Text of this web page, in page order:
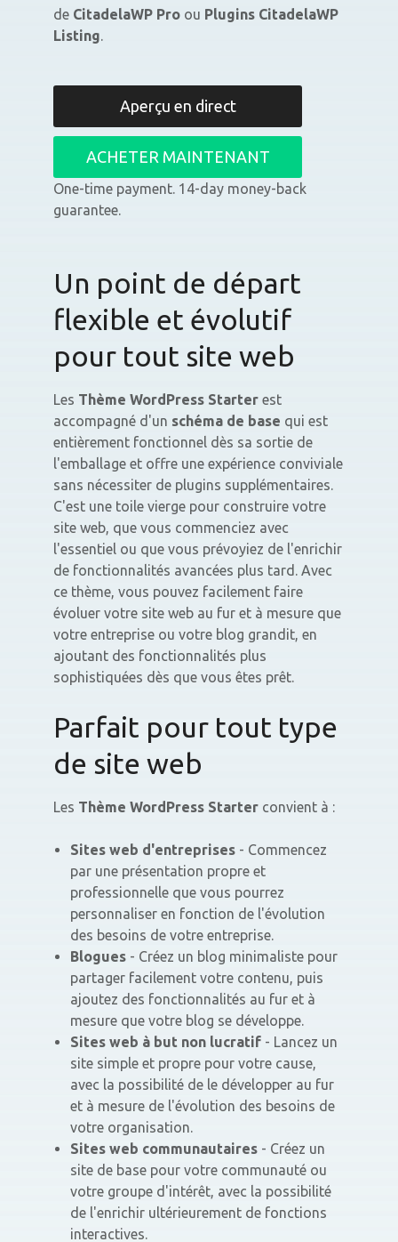
de CitadelaWP Pro ou Plugins CitadelaWP
Listing.
Aperçu en direct
ACHETER MAINTENANT
One-time payment. 14-day money-back
guarantee.
Un point de départ
flexible et évolutif
pour tout site web
Les Thème WordPress Starter est
accompagné d'un schéma de base qui est
entièrement fonctionnel dès sa sortie de
l'emballage et offre une expérience conviviale
sans nécessiter de plugins supplémentaires.
C'est une toile vierge pour construire votre
site web, que vous commenciez avec
l'essentiel ou que vous prévoyiez de l'enrichir
de fonctionnalités avancées plus tard. Avec
ce thème, vous pouvez facilement faire
évoluer votre site web au fur et à mesure que
votre entreprise ou votre blog grandit, en
ajoutant des fonctionnalités plus
sophistiquées dès que vous êtes prêt.
Parfait pour tout type
de site web
Les Thème WordPress Starter convient à :
Sites web d'entreprises - Commencez
par une présentation propre et
professionnelle que vous pourrez
personnaliser en fonction de l'évolution
des besoins de votre entreprise.
Blogues - Créez un blog minimaliste pour
partager facilement votre contenu, puis
ajoutez des fonctionnalités au fur et à
mesure que votre blog se développe.
Sites web à but non lucratif - Lancez un
site simple et propre pour votre cause,
avec la possibilité de le développer au fur
et à mesure de l'évolution des besoins de
votre organisation.
Sites web communautaires - Créez un
site de base pour votre communauté ou
votre groupe d'intérêt, avec la possibilité
de l'enrichir ultérieurement de fonctions
interactives.